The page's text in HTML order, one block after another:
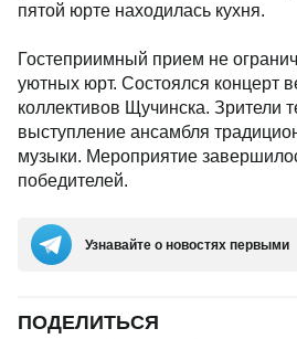
пятой юрте находилась кухня.
Гостеприимный прием не
уютных юрт. Состоялся концерт
коллективов Щучинска. Зрители
выступление ансамбля
музыки. Мероприятие
победителей.
Узнавайте о новостях первыми
ПОДЕЛИТЬСЯ